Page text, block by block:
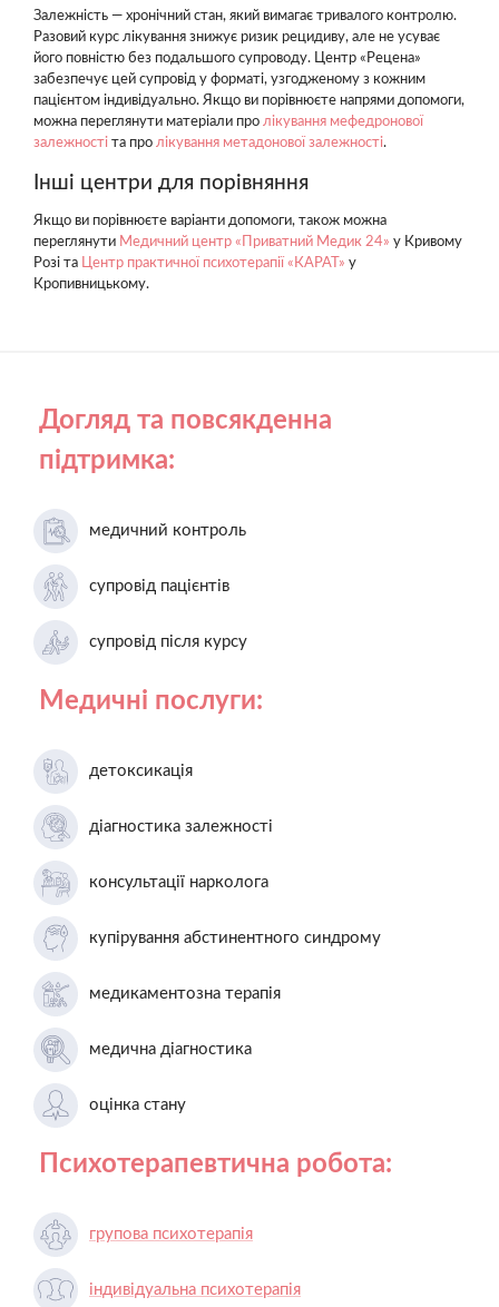
Залежність — хронічний стан, який вимагає тривалого контролю.
Разовий курс лікування знижує ризик рецидиву, але не усуває
його повністю без подальшого супроводу. Центр «Рецена»
забезпечує цей супровід у форматі, узгодженому з кожним
пацієнтом індивідуально. Якщо ви порівнюєте напрями допомоги,
можна переглянути матеріали про лікування мефедронової
залежності та про лікування метадонової залежності.
Інші центри для порівняння
Якщо ви порівнюєте варіанти допомоги, також можна
переглянути Медичний центр «Приватний Медик 24» у Кривому
Розі та
Центр практичної психотерапії «КАРАТ» у
Кропивницькому.
Догляд та повсякденна
підтримка:
медичний контроль
супровід пацієнтів
супровід після курсу
Медичні послуги:
детоксикація
діагностика залежності
консультації нарколога
купірування абстинентного синдрому
медикаментозна терапія
медична діагностика
оцінка стану
Психотерапевтична робота:
групова психотерапія
індивідуальна психотерапія